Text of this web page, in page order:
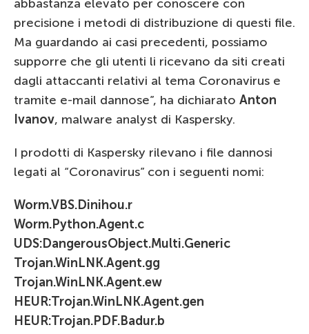
abbastanza elevato per conoscere con
precisione i metodi di distribuzione di questi file.
Ma guardando ai casi precedenti, possiamo
supporre che gli utenti li ricevano da siti creati
dagli attaccanti relativi al tema Coronavirus e
tramite e-mail dannose”, ha dichiarato Anton
Ivanov, malware analyst di Kaspersky.
I prodotti di Kaspersky rilevano i file dannosi
legati al “Coronavirus” con i seguenti nomi:
Worm.VBS.Dinihou.r
Worm.Python.Agent.c
UDS:DangerousObject.Multi.Generic
Trojan.WinLNK.Agent.gg
Trojan.WinLNK.Agent.ew
HEUR:Trojan.WinLNK.Agent.gen
HEUR:Trojan.PDF.Badur.b